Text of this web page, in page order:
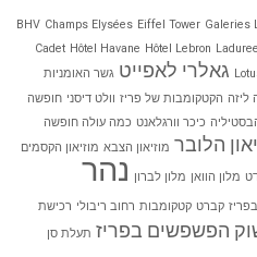
BHV Champs Elysées Eiffel Tower Galeries
Cadet Hôtel Havane Hôtel Lebron Laduree
גאלרי לאפייט גשר האומניות
ליזה הקטקומבות של פריז וולט דיסני חופשה
כיכר וורגלאנט כמה עולה חופשה
הלובר מוזיאון הצבא מוזיאון הקסמים
מלון הוואן מלון לברון נהר
קברט קטקומבות רחוב ריבולי רכישת
הפשפשים בפריז תעלת סן